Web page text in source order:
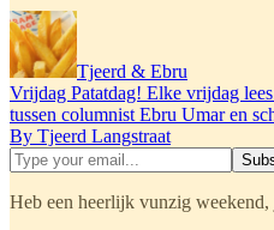
Tjeerd & Ebru
Vrijdag Patatdag! Elke vrijdag
tussen columnist Ebru Umar en
By Tjeerd Langstraat
Heb een heerlijk vunzig